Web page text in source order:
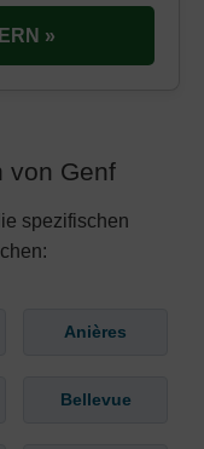
»
von Genf
spezifischen
Anières
Bellevue